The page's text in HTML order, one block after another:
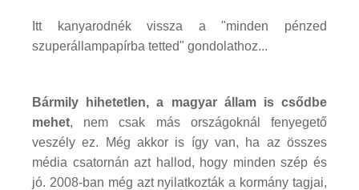
Itt kanyarodnék vissza a "minden pénzed
szuperállampapírba tetted" gondolathoz...
Bármily hihetetlen, a magyar állam is csődbe
mehet, nem csak más országoknál fenyegető
veszély ez. Még akkor is így van, ha az összes
média csatornán azt hallod, hogy minden szép és
jó. 2008-ban még azt nyilatkozták a kormány tagjai,